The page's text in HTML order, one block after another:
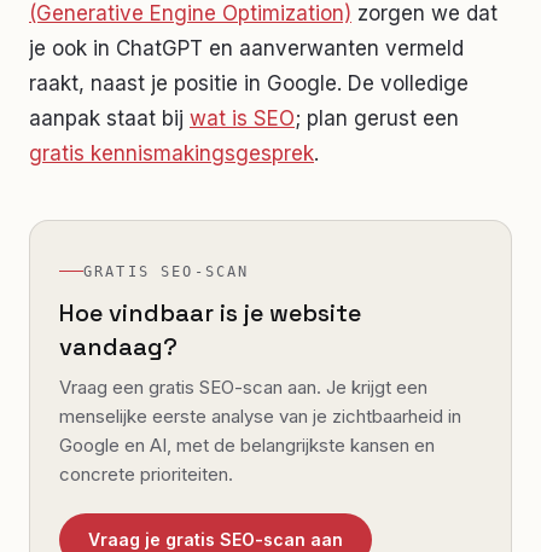
(Generative Engine Optimization) zorgen we dat
je ook in ChatGPT en aanverwanten vermeld
raakt, naast je positie in Google. De volledige
aanpak staat bij wat is SEO; plan gerust een
gratis kennismakingsgesprek.
GRATIS SEO-SCAN
Hoe vindbaar is je website
vandaag?
Vraag een gratis SEO-scan aan. Je krijgt een
menselijke eerste analyse van je zichtbaarheid in
Google en AI, met de belangrijkste kansen en
concrete prioriteiten.
Vraag je gratis SEO-scan aan